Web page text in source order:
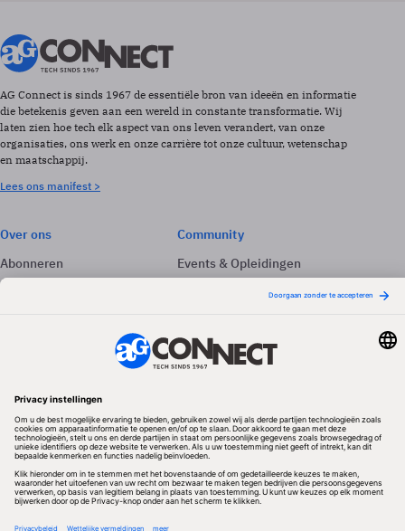
AG Connect is sinds 1967 de essentiële bron van ideeën en informatie
die betekenis geven aan een wereld in constante transformatie. Wij
laten zien hoe tech elk aspect van ons leven verandert, van onze
organisaties, ons werk en onze carrière tot onze cultuur, wetenschap
en maatschappij.
Lees ons manifest >
Over ons
Abonneren
Adverteren
Community
Events & Opleidingen
Nieuwsbrieven
Volg ons
Redactionele partner